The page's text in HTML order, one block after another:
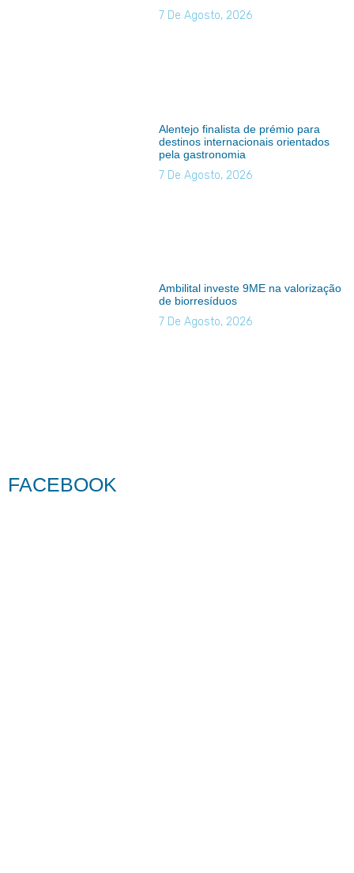
7 De Agosto, 2026
Alentejo finalista de prémio para
destinos internacionais orientados
pela gastronomia
7 De Agosto, 2026
Ambilital investe 9ME na valorização
de biorresíduos
7 De Agosto, 2026
FACEBOOK